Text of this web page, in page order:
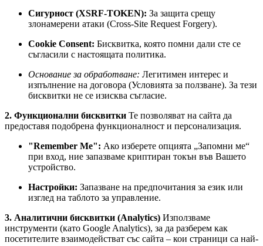
Сигурност (XSRF-TOKEN): За защита срещу
злонамерени атаки (Cross-Site Request Forgery).
Cookie Consent: Бисквитка, която помни дали сте се
съгласили с настоящата политика.
Основание за обработване: Легитимен интерес и
изпълнение на договора (Условията за ползване). За тези
бисквитки не се изисква съгласие.
2. Функционални бисквитки Те позволяват на сайта да
предоставя подобрена функционалност и персонализация.
"Remember Me": Ако изберете опцията „Запомни ме“
при вход, ние запазваме криптиран токън във Вашето
устройство.
Настройки: Запазване на предпочитания за език или
изглед на таблото за управление.
3. Аналитични бисквитки (Analytics) Използваме
инструменти (като Google Analytics), за да разберем как
посетителите взаимодействат със сайта – кои страници са най-